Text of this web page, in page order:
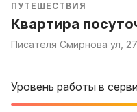
ПУТЕШЕСТВИЯ
Квартира
Писателя Смирнова ул,
Уровень работы в